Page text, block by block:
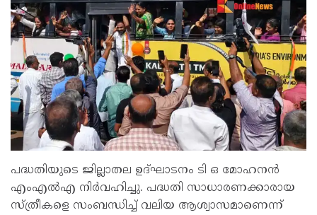
പദ്ധതിയുടെ ജില്ലാതല ഉദ്ഘാടനം ടി ഒ മോഹനൻ
എംഎൽഎ നിർവഹിച്ചു. പദ്ധതി സാധാരണക്കാരായ
സ്ത്രീകളെ സംബന്ധിച്ച് വലിയ ആശ്വാസമാണെന്ന്